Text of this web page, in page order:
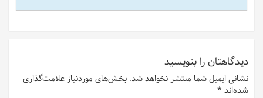
دیدگاهتان را بنویسید
نشانی ایمیل شما منتشر نخواهد شد. بخش‌های موردنیاز علامت‌گذاری
شده‌اند *